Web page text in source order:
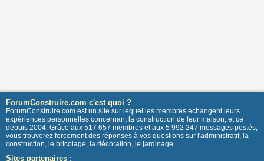
ForumConstruire.com c'est quoi ?
ForumConstruire.com est un site sur lequel les membres échangent leurs
expériences personnelles concernant la construction de leur maison, et ce
depuis 2004. Grâce aux 517 657 membres et aux 5 992 247 messages postés,
vous trouverez forcement des réponses à vos questions sur l'administratif, la
construction, le bricolage, la décoration, le jardinage ...
Sites partenaires :